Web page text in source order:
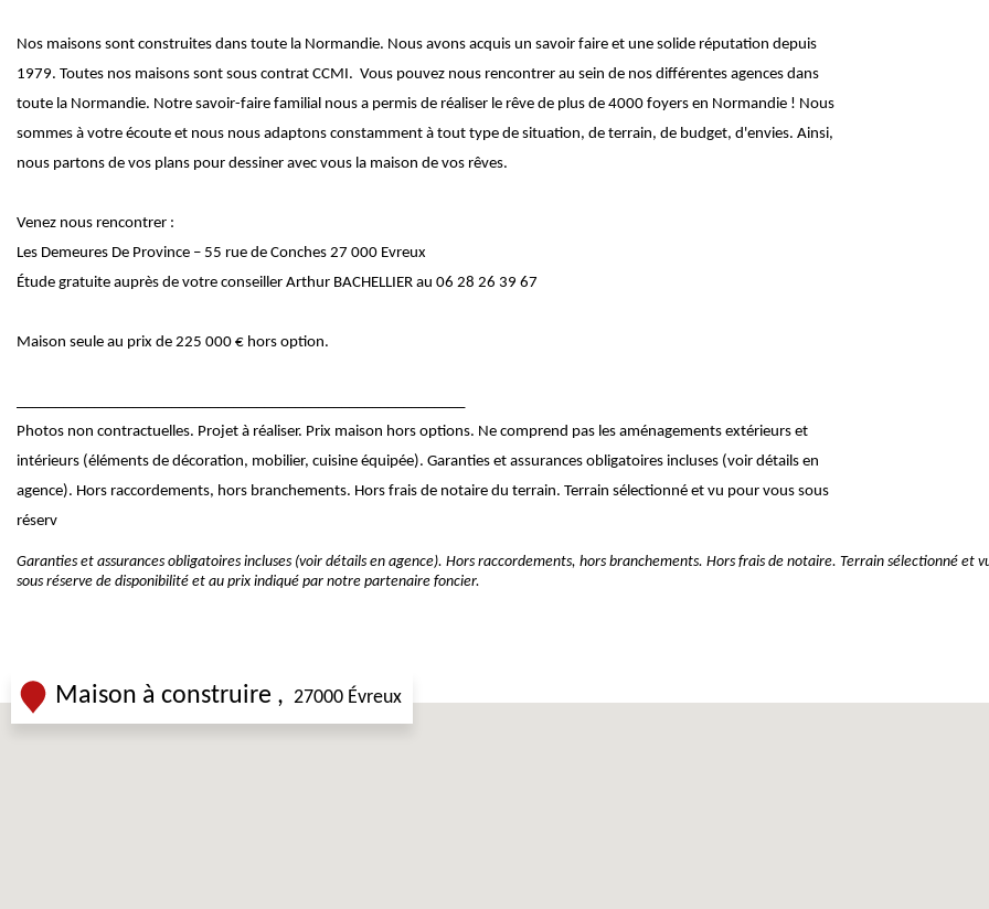
Nos maisons sont construites dans toute la Normandie. Nous avons acquis un savoir faire et une solide réputation depuis
1979. Toutes nos maisons sont sous contrat CCMI. Vous pouvez nous rencontrer au sein de nos différentes agences dans
toute la Normandie. Notre savoir-faire familial nous a permis de réaliser le rêve de plus de 4000 foyers en Normandie ! Nous
sommes à votre écoute et nous nous adaptons constamment à tout type de situation, de terrain, de budget, d'envies. Ainsi,
nous partons de vos plans pour dessiner avec vous la maison de vos rêves.
Venez nous rencontrer :
Les Demeures De Province – 55 rue de Conches 27 000 Evreux
Étude gratuite auprès de votre conseiller Arthur BACHELLIER au 06 28 26 39 67
Maison seule au prix de 225 000 € hors option.
Photos non contractuelles. Projet à réaliser. Prix maison hors options. Ne comprend pas les aménagements extérieurs et
intérieurs (éléments de décoration, mobilier, cuisine équipée). Garanties et assurances obligatoires incluses (voir détails en
agence). Hors raccordements, hors branchements. Hors frais de notaire du terrain. Terrain sélectionné et vu pour vous sous
réserv
Garanties et assurances obligatoires incluses (voir détails en agence). Hors raccordements, hors branchements. Hors frais de notaire. Terrain sélectionné et
sous réserve de disponibilité et au prix indiqué par notre partenaire foncier.
Maison à construire 27000 Évreux